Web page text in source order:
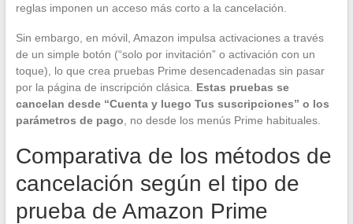
reglas imponen un acceso más corto a la cancelación.
Sin embargo, en móvil, Amazon impulsa activaciones a través
de un simple botón (“solo por invitación” o activación con un
toque), lo que crea pruebas Prime desencadenadas sin pasar
por la página de inscripción clásica. Estas pruebas se
cancelan desde “Cuenta y luego Tus suscripciones” o los
parámetros de pago , no desde los menús Prime habituales.
Comparativa de los métodos de
cancelación según el tipo de
prueba de Amazon Prime